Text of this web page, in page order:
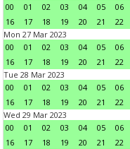
00
01 02 03 04 05 06
16
17 18 19 20 21 22
Mon 27 Mar 2023
00
01 02 03 04 05 06
16
17 18 19 20 21 22
Tue 28 Mar 2023
00
01 02 03 04 05 06
16
17 18 19 20 21 22
Wed 29 Mar 2023
00
01 02 03 04 05 06
16
17 18 19 20 21 22